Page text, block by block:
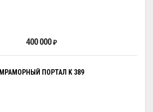
400 000₽
МРАМОРНЫЙ ПОРТАЛ K 389